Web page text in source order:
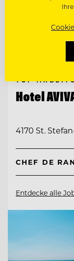
TOP
Hotel
4170 St.
Entdecke alle